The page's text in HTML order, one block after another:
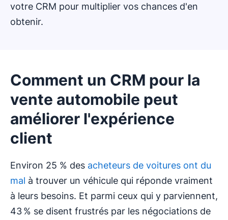
votre CRM pour multiplier vos chances d'en
obtenir.
Comment un CRM pour la
vente automobile peut
améliorer l'expérience
client
Environ 25 % des acheteurs de voitures ont du
mal à trouver un véhicule qui réponde vraiment
à leurs besoins. Et parmi ceux qui y parviennent,
43 % se disent frustrés par les négociations de